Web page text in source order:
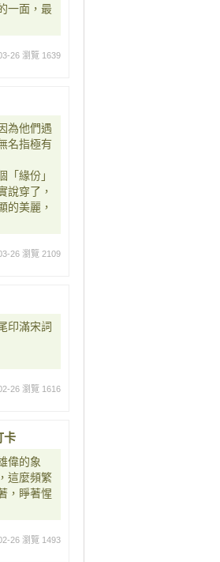
一面，最
26 瀏覽 1639
為他們遇
名指極有
緣份」
說穿了，
的美麗，
26 瀏覽 2109
印滿宋詞
26 瀏覽 1616
卡
偉的象
這麼頻繁
，睜著惺
26 瀏覽 1493